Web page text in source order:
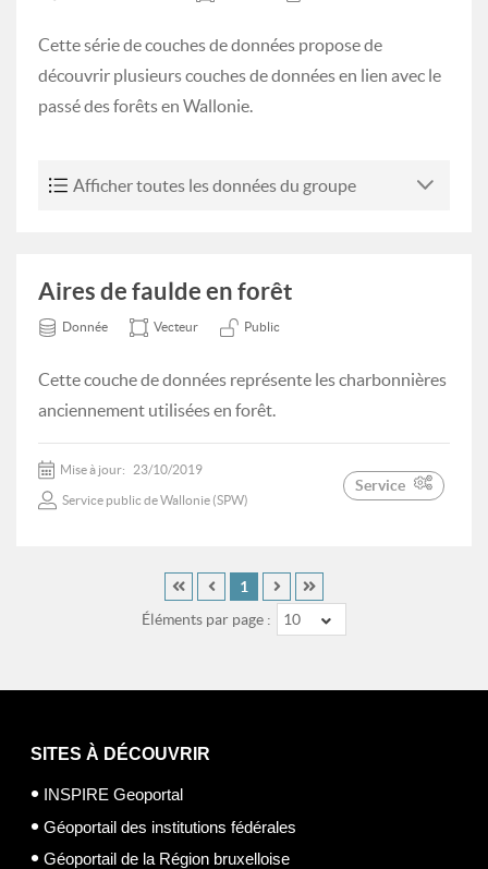
Cette série de couches de données propose de
découvrir plusieurs couches de données en lien avec le
passé des forêts en Wallonie.
Afficher toutes les données du groupe
Aires de faulde en forêt
Donnée Vecteur Public
Cette couche de données représente les charbonnières
anciennement utilisées en forêt.
Mise à jour: 23/10/2019
Service public de Wallonie (SPW)
Service
Éléments par page : 10
1
SITES À DÉCOUVRIR
INSPIRE Geoportal
Géoportail des institutions fédérales
Géoportail de la Région bruxelloise